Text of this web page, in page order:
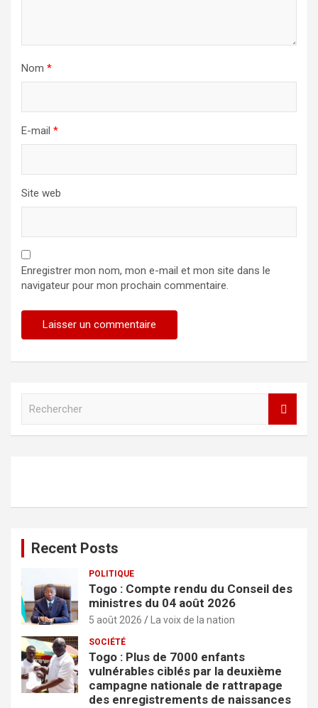
Nom *
E-mail *
Site web
Enregistrer mon nom, mon e-mail et mon site dans le
navigateur pour mon prochain commentaire.
h
Recent Posts
POLITIQUE
Togo : Compte rendu du Conseil des
ministres du 04 août 2026
5 août 2026 La voix de la nation
SOCIÉTÉ
Togo : Plus de 7000 enfants
vulnérables ciblés par la deuxième
campagne nationale de rattrapage
des enregistrements de naissances